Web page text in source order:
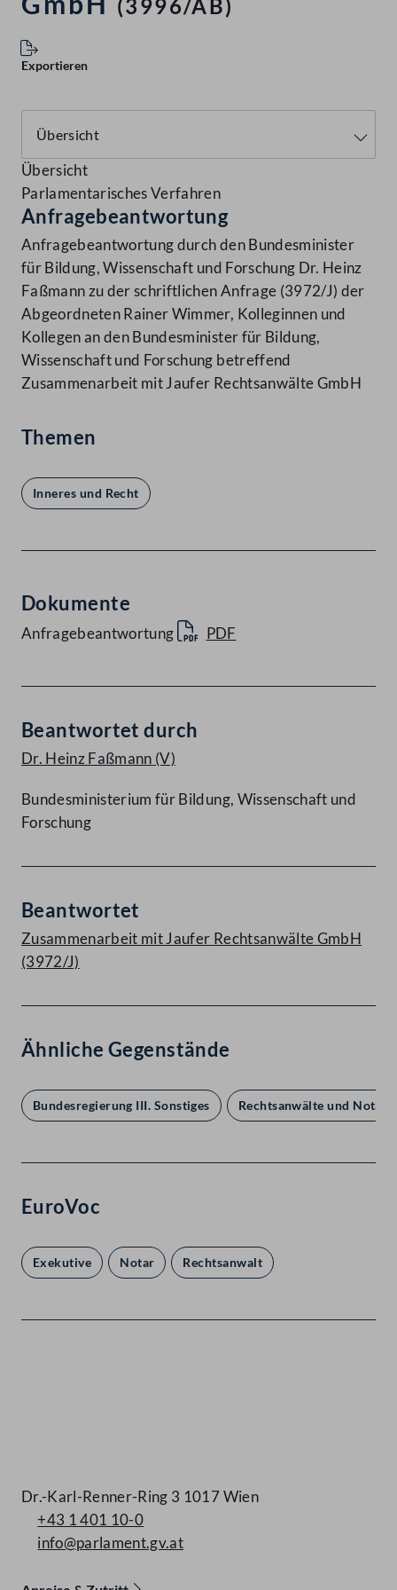
(3996/AB)
Exportieren
Übersicht
Parlamentarisches Verfahren
Anfragebeantwortung
Anfragebeantwortung durch den Bundesminister
für Bildung, Wissenschaft und Forschung Dr. Heinz
Faßmann zu der schriftlichen Anfrage (3972/J) der
Abgeordneten Rainer Wimmer, Kolleginnen und
Kollegen an den Bundesminister für Bildung,
Wissenschaft und Forschung betreffend
Zusammenarbeit mit Jaufer Rechtsanwälte GmbH
Themen
Inneres und Recht
Dokumente
Anfragebeantwortung PDF
Beantwortet durch
Dr. Heinz Faßmann (V)
Bundesministerium für Bildung, Wissenschaft und
Forschung
Beantwortet
Zusammenarbeit mit Jaufer Rechtsanwälte GmbH
(3972/J)
Ähnliche Gegenstände
Bundesregierung III. Sonstiges Rechtsanwälte und Notare
EuroVoc
Exekutive Notar Rechtsanwalt
Dr.-Karl-Renner-Ring 3 1017 Wien
+43 1 401 10-0
info@parlament.gv.at